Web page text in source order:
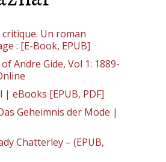
Un roman
: [E-Book, EPUB]
Andre Gide, Vol 1: 1889-
| eBooks [EPUB, PDF]
Geheimnis der Mode |
Chatterley – (EPUB,